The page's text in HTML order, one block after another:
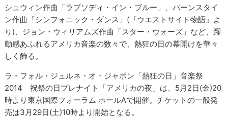
シュウィン作曲「ラプソディ・イン・ブルー」、バーンスタイ
ン作曲「シンフォニック・ダンス」(『ウエストサイド物語』よ
り)、ジョン・ウィリアムズ作曲「スター・ウォーズ」など、躍
動感あふれるアメリカ音楽の数々で、熱狂の日の幕開けを華々
しく飾る。
ラ・フォル・ジュルネ・オ・ジャポン「熱狂の日」音楽祭
2014 祝祭の日プレナイト「アメリカの夜」は、5月2日(金)20
時より東京国際フォーラム ホールAで開催。チケットの一般発
売は3月29日(土)10時より開始となる。